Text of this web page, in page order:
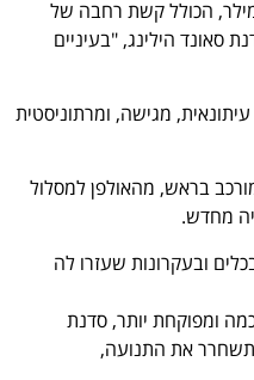
הכולל קשת רחבה של
סאונד הילינג, "בעיניים
מגישה, ומרתוניסטית
בראש, מהאולפן למסלול
מחדש.
ובעקרונות שעזרו לה
ומפוקחת יותר, סדנת
את התנועה,